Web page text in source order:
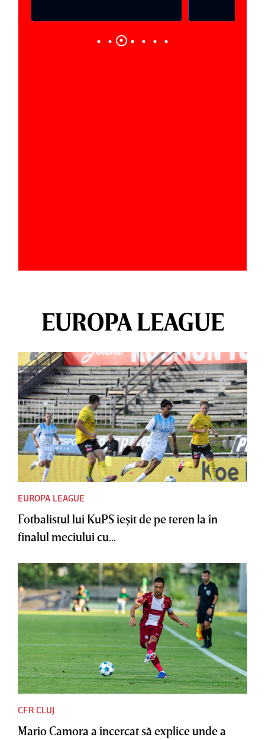
EUROPA LEAGUE
EUROPA LEAGUE
Fotbalistul lui KuPS ieşit de pe teren la în
finalul meciului cu...
CFR CLUJ
Mario Camora a încercat să explice unde a